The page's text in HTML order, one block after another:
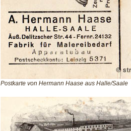
Postkarte von Hermann Haase aus Halle/Saale